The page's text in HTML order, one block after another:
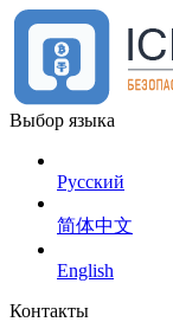
Выбор языка
Русский
简体中文
English
Контакты